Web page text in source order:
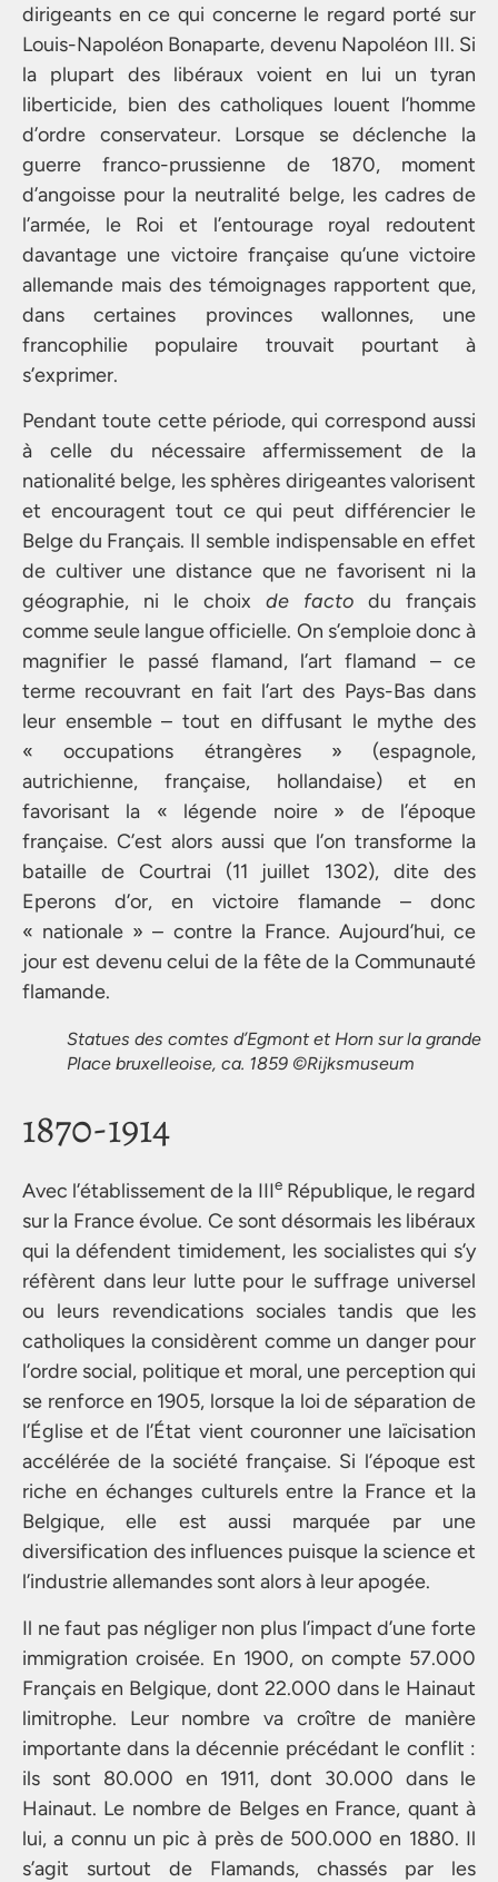
dirigeants en ce qui concerne le regard porté sur
Louis-Napoléon Bonaparte, devenu Napoléon III. Si
la plupart des libéraux voient en lui un tyran
liberticide, bien des catholiques louent l’homme
d’ordre conservateur. Lorsque se déclenche la
guerre franco-prussienne de 1870, moment
d’angoisse pour la neutralité belge, les cadres de
l’armée, le Roi et l’entourage royal redoutent
davantage une victoire française qu’une victoire
allemande mais des témoignages rapportent que,
dans certaines provinces wallonnes, une
francophilie populaire trouvait pourtant à
s’exprimer.
Pendant toute cette période, qui correspond aussi
à celle du nécessaire affermissement de la
nationalité belge, les sphères dirigeantes valorisent
et encouragent tout ce qui peut différencier le
Belge du Français. Il semble indispensable en effet
de cultiver une distance que ne favorisent ni la
géographie, ni le choix de facto du français
comme seule langue officielle. On s’emploie donc à
magnifier le passé flamand, l’art flamand – ce
terme recouvrant en fait l’art des Pays-Bas dans
leur ensemble – tout en diffusant le mythe des
« occupations étrangères » (espagnole,
autrichienne, française, hollandaise) et en
favorisant la « légende noire » de l’époque
française. C’est alors aussi que l’on transforme la
bataille de Courtrai (11 juillet 1302), dite des
Eperons d’or, en victoire flamande – donc
« nationale » – contre la France. Aujourd’hui, ce
jour est devenu celui de la fête de la Communauté
flamande.
Statues des comtes d’Egmont et Horn sur la grande
Place bruxelleoise, ca. 1859 ©Rijksmuseum
1870-1914
Avec l’établissement de la IIIeRépublique, le regard
sur la France évolue. Ce sont désormais les libéraux
qui la défendent timidement, les socialistes qui s’y
réfèrent dans leur lutte pour le suffrage universel
ou leurs revendications sociales tandis que les
catholiques la considèrent comme un danger pour
l’ordre social, politique et moral, une perception qui
se renforce en 1905, lorsque la loi de séparation de
l’Église et de l’État vient couronner une laïcisation
accélérée de la société française. Si l’époque est
riche en échanges culturels entre la France et la
Belgique, elle est aussi marquée par une
diversification des influences puisque la science et
l’industrie allemandes sont alors à leur apogée.
Il ne faut pas négliger non plus l’impact d’une forte
immigration croisée. En 1900, on compte 57.000
Français en Belgique, dont 22.000 dans le Hainaut
limitrophe. Leur nombre va croître de manière
importante dans la décennie précédant le conflit :
ils sont 80.000 en 1911, dont 30.000 dans le
Hainaut. Le nombre de Belges en France, quant à
lui, a connu un pic à près de 500.000 en 1880. Il
s’agit surtout de Flamands, chassés par les